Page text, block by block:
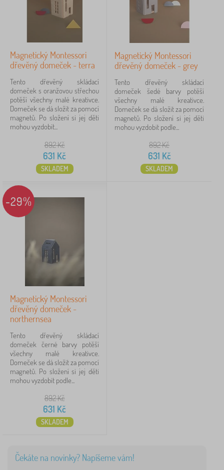
Vyhledat v rámci filtru
Dostupnost
Značky
1
Babai
5
Zrušit FILTROVÁNÍ
Magnetický Montessori
dřevěný domeček - terra
Tento dřevěný skládací
domeček s oranžovou střechou
potěší všechny malé kreativce.
Domeček se dá složit za pomocí
magnetů. Po složení si jej děti
mohou vyzdobit...
892Kč
631 Kč
SKLADEM
Magnetický Montessori
dřevěný domeček - grey
Tento dřevěný skládací
domeček šedé barvy potěší
všechny malé kreativce.
Domeček se dá složit za pomocí
magnetů. Po složení si jej děti
mohou vyzdobit podle...
892Kč
631 Kč
SKLADEM
-29%
Magnetický Montessori
dřevěný domeček -
northernsea
Tento dřevěný skládací
domeček černé barvy potěší
všechny malé kreativce.
Domeček se dá složit za pomocí
magnetů. Po složení si jej děti
mohou vyzdobit podle...
892Kč
631 Kč
SKLADEM
Čekáte na novinky? Napíšeme vám!